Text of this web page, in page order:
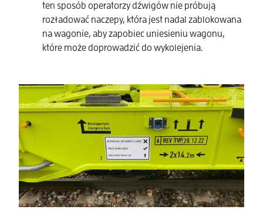
ten sposób operatorzy dźwigów nie próbują
rozładować naczepy, która jest nadal zablokowana
na wagonie, aby zapobiec uniesieniu wagonu,
które może doprowadzić do wykolejenia.